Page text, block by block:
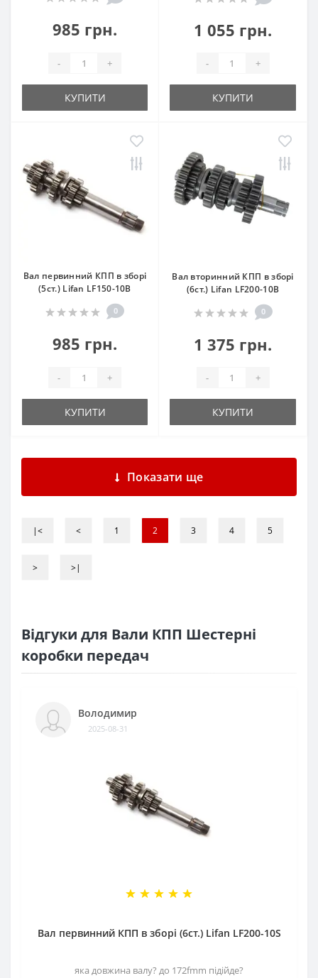
985 грн.
- +
КУПИТИ
1 055 грн.
- +
КУПИТИ
Вал первинний КПП в зборі
(5ст.) Lifan LF150-10B
0
985 грн.
- +
КУПИТИ
Вал вторинний КПП в зборі
(6ст.) Lifan LF200-10B
0
1 375 грн.
- +
КУПИТИ
Показати ще
|< < 1 2 3 4 5
> >|
Відгуки для Вали КПП Шестерні
коробки передач
Володимир
2025-08-31
Вал первинний КПП в зборі (6ст.) Lifan LF200-10S
яка довжина валу? до 172fmm підійде?